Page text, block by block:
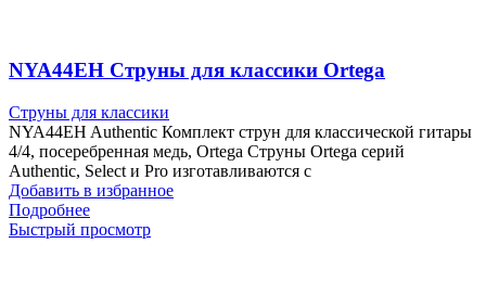
NYA44EH Струны для классики Ortega
Струны для классики
NYA44EH Authentic Комплект струн для классической гитары
4/4, посеребренная медь, Ortega Струны Ortega серий
Authentic, Select и Pro изготавливаются с
Добавить в избранное
Подробнее
Быстрый просмотр